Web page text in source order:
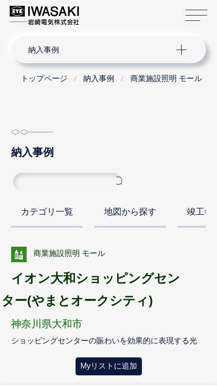
納入事例
トップページ 納入事例 商業施設照明 モール
納入事例
カテゴリ一覧 地図から探す 竣工年
商業施設照明 モール
イオン大和ショッピングセン
ター(やまとオークシティ)
神奈川県大和市
ショッピングセンターの賑わいを効果的に表現する光
Myリストに追加